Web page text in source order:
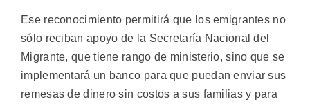
Ese reconocimiento permitirá que los emigrantes no
sólo reciban apoyo de la Secretaría Nacional del
Migrante, que tiene rango de ministerio, sino que se
implementará un banco para que puedan enviar sus
remesas de dinero sin costos a sus familias y para